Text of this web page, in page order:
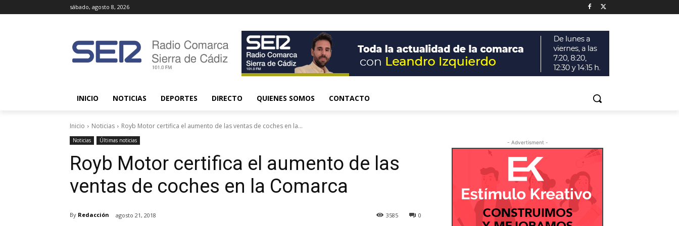
sábado, agosto 8, 2026
INICIO NOTICIAS DEPORTES DIRECTO QUIENES SOMOS CONTACTO
Inicio Noticias Royb Motor certifica el aumento de las ventas de coches en la...
Noticias Últimas noticias
Royb Motor certifica el aumento de las
ventas de coches en la Comarca
By Redacción agosto 21, 2018 0
3585
- Advertisment -